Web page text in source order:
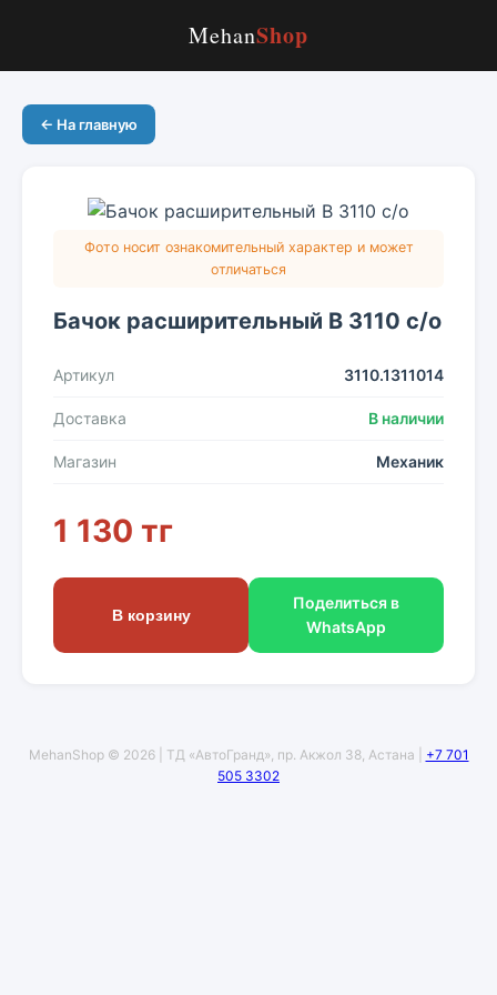
MehanShop
← На главную
Фото носит ознакомительный характер и может
отличаться
Бачок расширительный В 3110 с/о
Артикул 3110.1311014
Доставка В наличии
Магазин Механик
1 130 тг
В корзину
Поделиться в
WhatsApp
MehanShop © 2026 | ТД «АвтоГранд», пр. Акжол 38, Астана | +7 701
505 3302